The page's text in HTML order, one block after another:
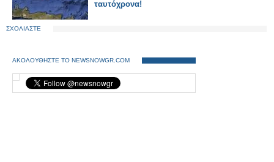
ταυτόχρονα!
ΣΧΟΛΙΑΣΤΕ
ΑΚΟΛΟΥΘΗΣΤΕ ΤΟ NEWSNOWGR.COM